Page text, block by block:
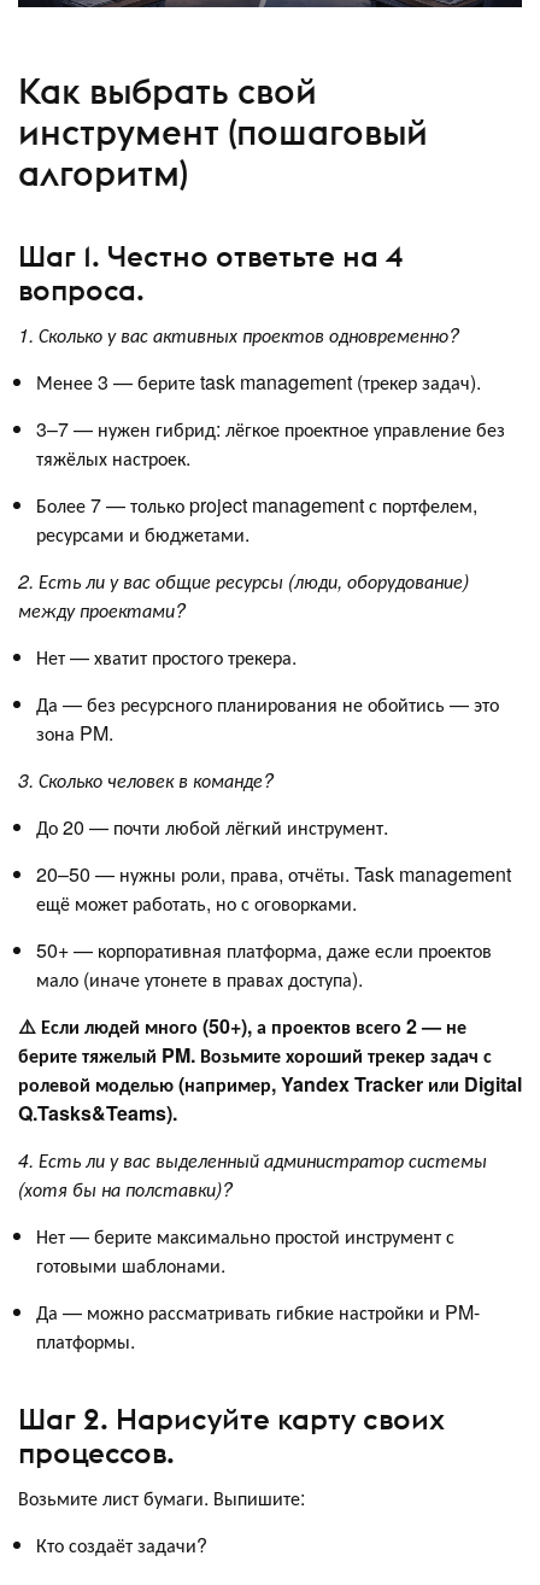
Как выбрать свой
инструмент (пошаговый
алгоритм)
Шаг 1. Честно ответьте на 4
вопроса.
1. Сколько у вас активных проектов одновременно?
Менее 3 — берите task management (трекер задач).
3–7 — нужен гибрид: лёгкое проектное управление без
тяжёлых настроек.
Более 7 — только project management с портфелем,
ресурсами и бюджетами.
2. Есть ли у вас общие ресурсы (люди, оборудование)
между проектами?
Нет — хватит простого трекера.
Да — без ресурсного планирования не обойтись — это
зона PM.
3. Сколько человек в команде?
До 20 — почти любой лёгкий инструмент.
20–50 — нужны роли, права, отчёты. Task management
ещё может работать, но с оговорками.
50+ — корпоративная платформа, даже если проектов
мало (иначе утонете в правах доступа).
⚠️ Если людей много (50+), а проектов всего 2 — не
берите тяжелый PM. Возьмите хороший трекер задач с
ролевой моделью (например, Yandex Tracker или Digital
Q.Tasks&Teams).
4. Есть ли у вас выделенный администратор системы
(хотя бы на полставки)?
Нет — берите максимально простой инструмент с
готовыми шаблонами.
Да — можно рассматривать гибкие настройки и PM-
платформы.
Шаг 2. Нарисуйте карту своих
процессов.
Возьмите лист бумаги. Выпишите:
Кто создаёт задачи?